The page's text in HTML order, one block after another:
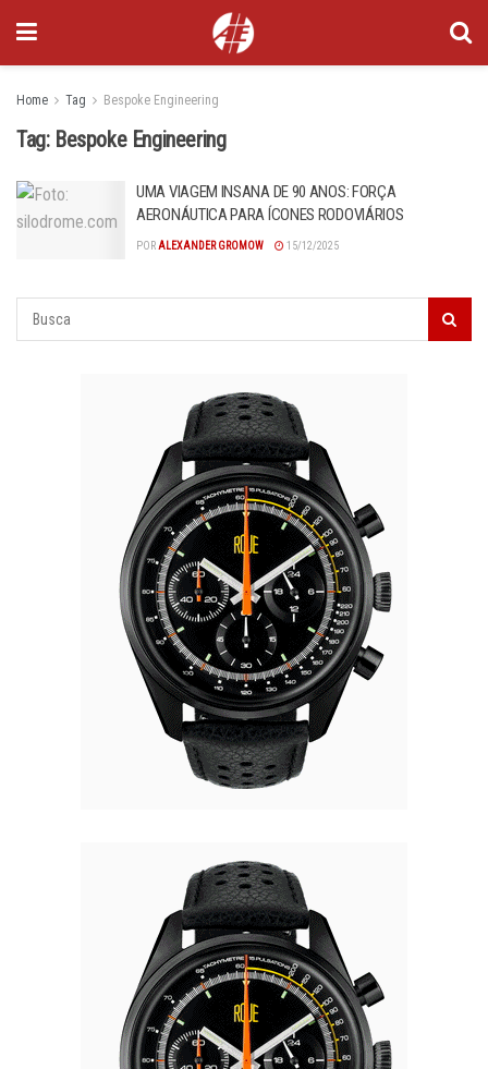
Home Tag Bespoke Engineering
Tag: Bespoke Engineering
UMA VIAGEM INSANA DE 90 ANOS: FORÇA
AERONÁUTICA PARA ÍCONES RODOVIÁRIOS
POR ALEXANDER GROMOW 15/12/2025